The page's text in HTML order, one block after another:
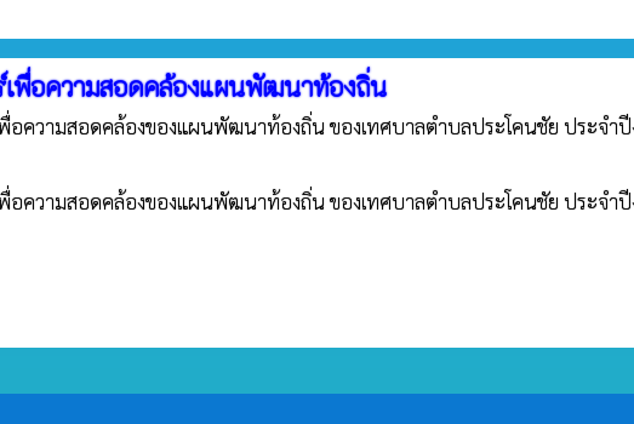
เพื่อความสอดคล้องแผนพัฒนาท้องถิ่น
พื่อความสอดคล้องของแผนพัฒนาท้องถิ่น ของเทศบาลตำบลประโคนชัย ประจ
พื่อความสอดคล้องของแผนพัฒนาท้องถิ่น ของเทศบาลตำบลประโคนชัย ประ